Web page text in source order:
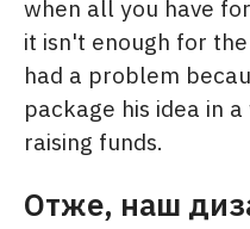
when all you have
it isn't enough for
had a problem
package his idea in
raising funds.
Отже, наш